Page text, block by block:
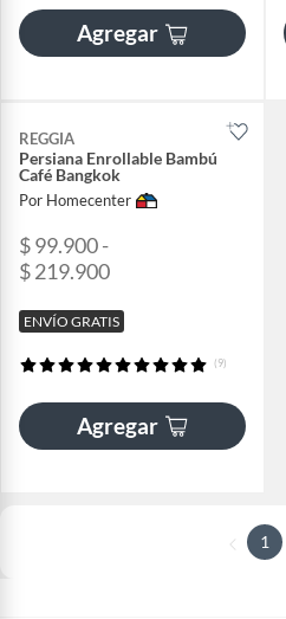
Agregar
REGGIA
Persiana Enrollable Bambú
Café Bangkok
Por Homecenter
$ 99.900 -
$ 219.900
ENVÍO GRATIS
(9)
Agregar
1